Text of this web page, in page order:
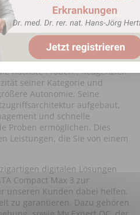
anerkannter Expertinnen
programmierbare
sowie klinischen
erleichtern.
höchste Proben-, Reagenzien-
seiner Kategorie und
Autonomie. Seine
aufgebaut,
und schnelle
Proben ermöglichen. Dies
Leistungen, die Sie von einem
digitalen Lösungen
Compact Max 3 zur
unseren Kunden dabei helfen,
zu garantieren. Dazu gehören